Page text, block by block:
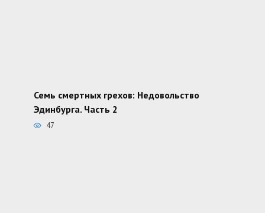
Семь смертных грехов: Недовольство
Эдинбурга. Часть 2
47